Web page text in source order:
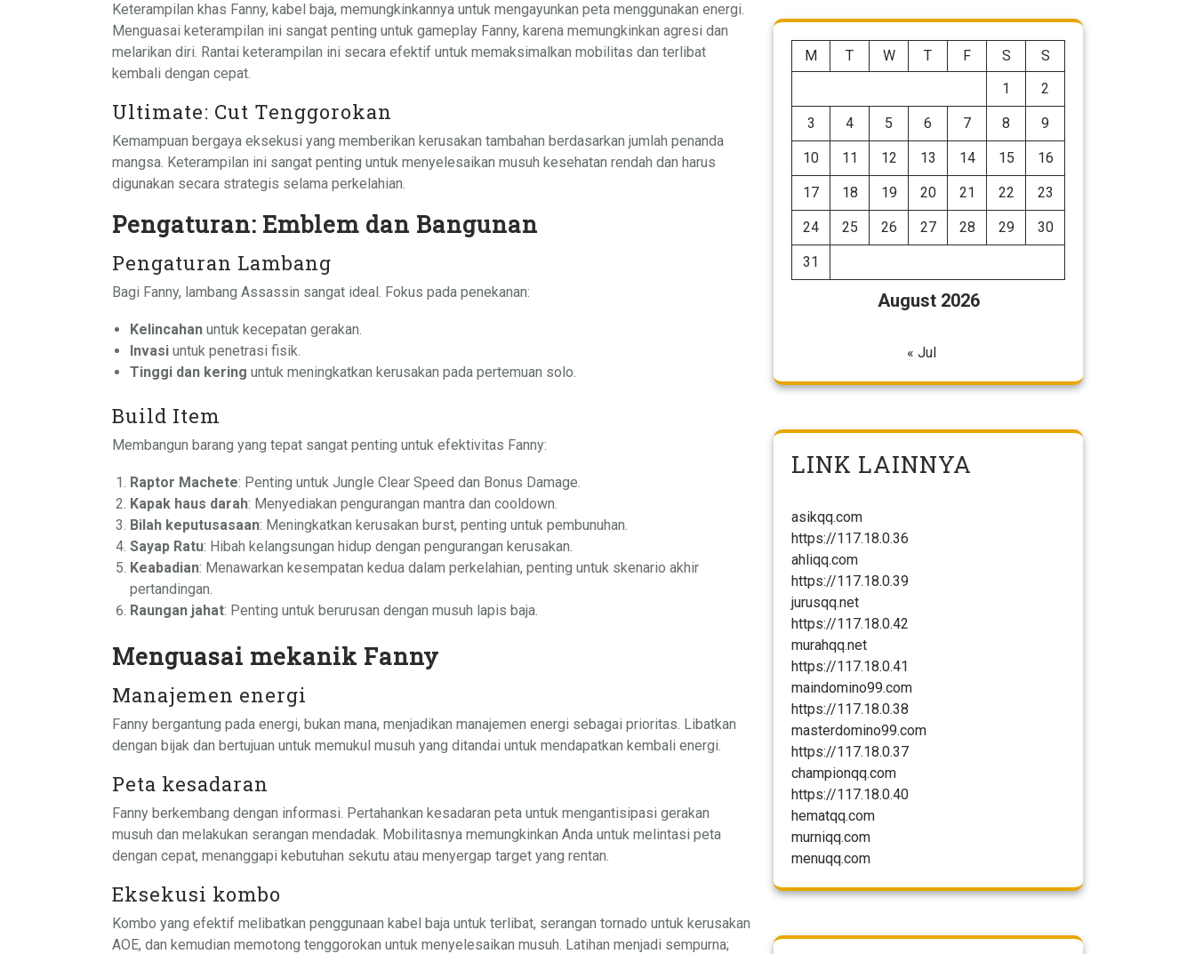
Keterampilan khas Fanny, kabel baja, memungkinkannya untuk mengayunkan peta menggunakan energi.
Menguasai keterampilan ini sangat penting untuk gameplay Fanny, karena memungkinkan agresi dan
melarikan diri. Rantai keterampilan ini secara efektif untuk memaksimalkan mobilitas dan terlibat
kembali dengan cepat.
Ultimate: Cut Tenggorokan
Kemampuan bergaya eksekusi yang memberikan kerusakan tambahan berdasarkan jumlah penanda
mangsa. Keterampilan ini sangat penting untuk menyelesaikan musuh kesehatan rendah dan harus
digunakan secara strategis selama perkelahian.
Pengaturan: Emblem dan Bangunan
Pengaturan Lambang
Bagi Fanny, lambang Assassin sangat ideal. Fokus pada penekanan:
Kelincahan untuk kecepatan gerakan.
Invasi untuk penetrasi fisik.
Tinggi dan kering untuk meningkatkan kerusakan pada pertemuan solo.
Build Item
Membangun barang yang tepat sangat penting untuk efektivitas Fanny:
Raptor Machete: Penting untuk Jungle Clear Speed ​​dan Bonus Damage.
Kapak haus darah: Menyediakan pengurangan mantra dan cooldown.
Bilah keputusasaan: Meningkatkan kerusakan burst, penting untuk pembunuhan.
Sayap Ratu: Hibah kelangsungan hidup dengan pengurangan kerusakan.
Keabadian: Menawarkan kesempatan kedua dalam perkelahian, penting untuk skenario akhir
pertandingan.
Raungan jahat: Penting untuk berurusan dengan musuh lapis baja.
Menguasai mekanik Fanny
Manajemen energi
Fanny bergantung pada energi, bukan mana, menjadikan manajemen energi sebagai prioritas. Libatkan
dengan bijak dan bertujuan untuk memukul musuh yang ditandai untuk mendapatkan kembali energi.
Peta kesadaran
Fanny berkembang dengan informasi. Pertahankan kesadaran peta untuk mengantisipasi gerakan
musuh dan melakukan serangan mendadak. Mobilitasnya memungkinkan Anda untuk melintasi peta
dengan cepat, menanggapi kebutuhan sekutu atau menyergap target yang rentan.
Eksekusi kombo
Kombo yang efektif melibatkan penggunaan kabel baja untuk terlibat, serangan tornado untuk kerusakan
AOE, dan kemudian memotong tenggorokan untuk menyelesaikan musuh. Latihan menjadi sempurna;
August 2026
M T W T F S
S
1
2
3 4 5 6 7 8 9
10 11 12 13 14 15 16
17 18 19 20 21 22 23
24 25 26 27 28 29 30
31
« Jul
LINK LAINNYA
asikqq.com
https://117.18.0.36
ahliqq.com
https://117.18.0.39
jurusqq.net
https://117.18.0.42
murahqq.net
https://117.18.0.41
maindomino99.com
https://117.18.0.38
masterdomino99.com
https://117.18.0.37
championqq.com
https://117.18.0.40
hematqq.com
murniqq.com
menuqq.com